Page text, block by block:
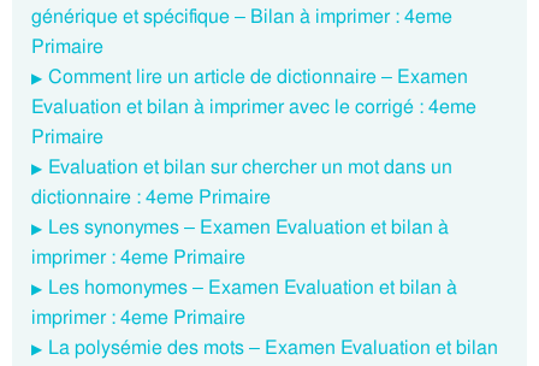
générique et spécifique – Bilan à imprimer : 4eme
Primaire
Comment lire un article de dictionnaire – Examen
Evaluation et bilan à imprimer avec le corrigé : 4eme
Primaire
Evaluation et bilan sur chercher un mot dans un
dictionnaire : 4eme Primaire
Les synonymes – Examen Evaluation et bilan à
imprimer : 4eme Primaire
Les homonymes – Examen Evaluation et bilan à
imprimer : 4eme Primaire
La polysémie des mots – Examen Evaluation et bilan